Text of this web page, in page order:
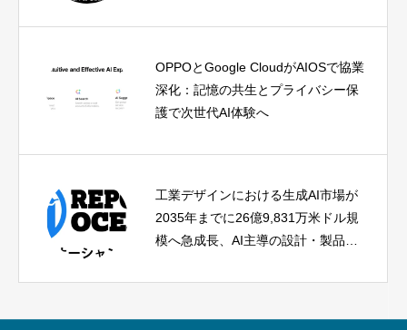
OPPOとGoogle CloudがAIOSで協業
深化：記憶の共生とプライバシー保
護で次世代AI体験へ
工業デザインにおける生成AI市場が
2035年までに26億9,831万米ドル規
模へ急成長、AI主導の設計・製品開